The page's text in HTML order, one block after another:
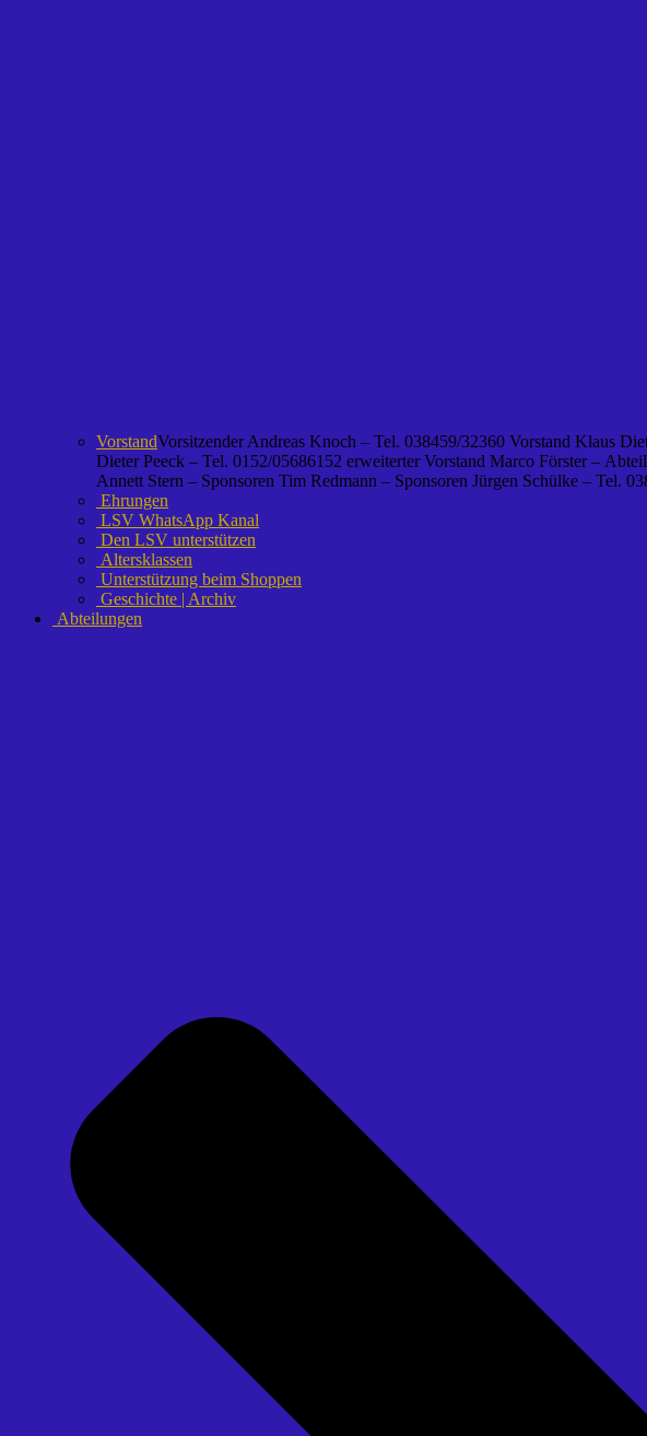
VorstandVorsitzender Andreas Knoch – Tel. 038459/32360 Vorstand Klaus
Dieter Peeck – Tel. 0152/05686152 erweiterter Vorstand Marco Förster –
Annett Stern – Sponsoren Tim Redmann – Sponsoren Jürgen Schülke – Tel.
Ehrungen
LSV WhatsApp Kanal
Den LSV unterstützen
Altersklassen
Unterstützung beim Shoppen
Geschichte | Archiv
Abteilungen